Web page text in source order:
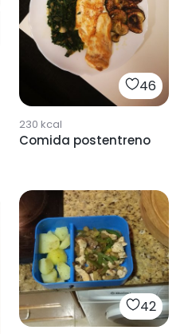
46
230 kcal
Comida postentreno
42